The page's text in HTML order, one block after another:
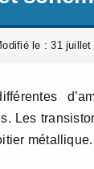
le : 31 juillet
Les
métallique.